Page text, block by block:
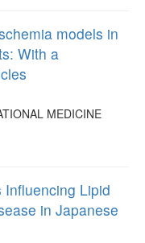
models in
With a
MEDICINE
Lipid
in Japanese